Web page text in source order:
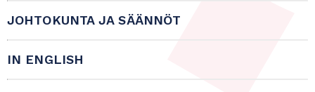
JOHTOKUNTA JA SÄÄNNÖT
IN ENGLISH